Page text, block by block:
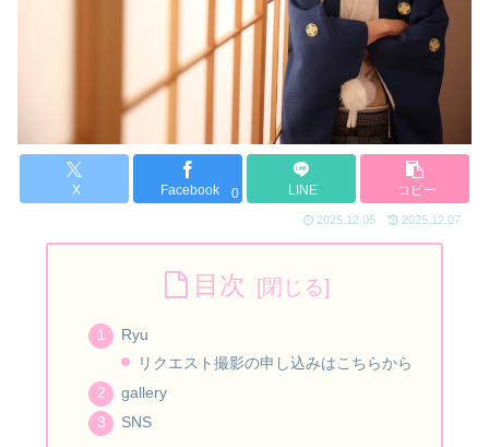
X Facebook 0 LINE コピー
2025.12.05 2025.12.07
目次
Ryu
リクエスト撮影の申し込みはこちらから
gallery
SNS